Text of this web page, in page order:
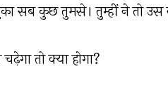
सब कुछ तुमसे। तुम्हीं ने तो
तो क्या होगा?